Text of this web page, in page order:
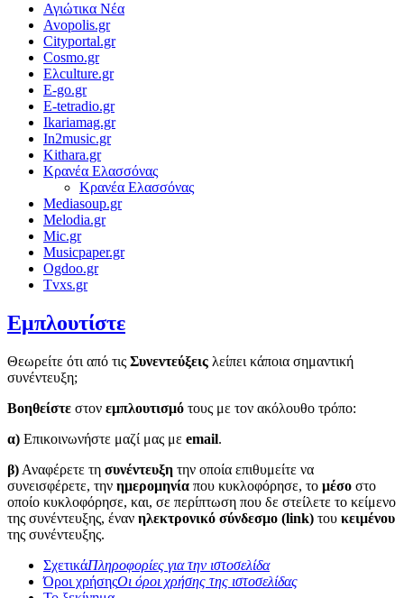
Αγιώτικα Νέα
Avopolis.gr
Cityportal.gr
Cosmo.gr
Ελculture.gr
E-go.gr
E-tetradio.gr
Ikariamag.gr
In2music.gr
Kithara.gr
Κρανέα Ελασσόνας
Κρανέα Ελασσόνας
Mediasoup.gr
Melodia.gr
Mic.gr
Musicpaper.gr
Ogdoo.gr
Tvxs.gr
Εμπλουτίστε
Θεωρείτε ότι από τις Συνεντεύξεις λείπει κάποια σημαντική
συνέντευξη;
Βοηθείστε στον εμπλουτισμό τους με τον ακόλουθο τρόπο:
α) Επικοινωνήστε μαζί μας με email.
β) Αναφέρετε τη συνέντευξη την οποία επιθυμείτε να
συνεισφέρετε, την ημερομηνία που κυκλοφόρησε, το μέσο στο
οποίο κυκλοφόρησε, και, σε περίπτωση που δε στείλετε το κείμενο
της συνέντευξης, έναν ηλεκτρονικό σύνδεσμο (link) του κειμένου
της συνέντευξης.
ΣχετικάΠληροφορίες για την ιστοσελίδα
Όροι χρήσηςΟι όροι χρήσης της ιστοσελίδας